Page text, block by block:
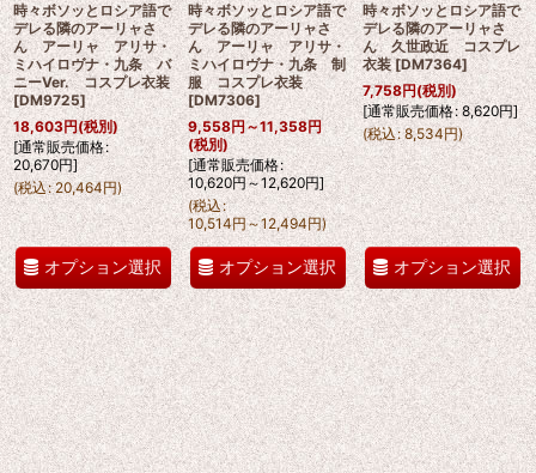
時々ボソッとロシア語で
デレる隣のアーリャさ
ん アーリャ アリサ・
ミハイロヴナ・九条 バ
ニーVer. コスプレ衣装
[DM9725]
18,603円(税別)
[通常販売価格:
20,670円]
(税込: 20,464円)
オプション選択
時々ボソッとロシア語で
デレる隣のアーリャさ
ん アーリャ アリサ・
ミハイロヴナ・九条 制
服 コスプレ衣装
[DM7306]
9,558円～11,358円
(税別)
[通常販売価格:
10,620円～12,620円]
(税込:
10,514円～12,494円)
オプション選択
時々ボソッとロシア語で
デレる隣のアーリャさ
ん 久世政近 コスプレ
衣装 [DM7364]
7,758円(税別)
[通常販売価格: 8,620円]
(税込: 8,534円)
オプション選択